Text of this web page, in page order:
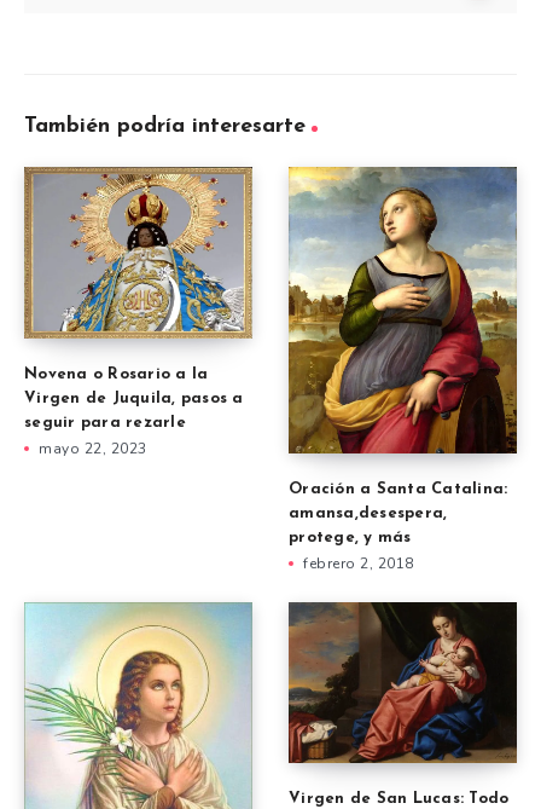
También podría interesarte
Novena o Rosario a la
Virgen de Juquila, pasos a
seguir para rezarle
mayo 22, 2023
Oración a Santa Catalina:
amansa,desespera,
protege, y más
febrero 2, 2018
Virgen de San Lucas: Todo